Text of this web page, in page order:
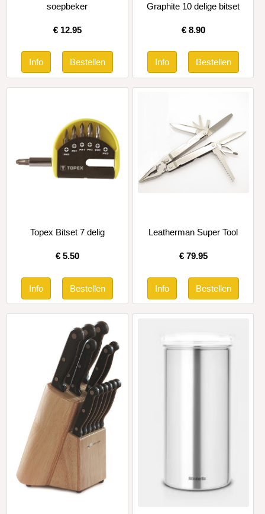
soepbeker
€ 12.95
Graphite 10 delige bitset
€ 8.90
Topex Bitset 7 delig
€ 5.50
Leatherman Super Tool
€ 79.95